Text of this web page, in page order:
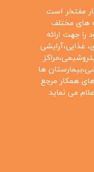
مفتخر است
های مختلف
را جهت ارائه
غذایی،آرایشی
ها
های همکار مرجع
می نماید.